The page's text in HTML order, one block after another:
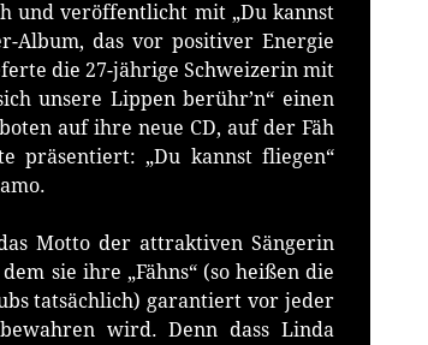
und veröffentlicht mit „Du kannst
Album, das vor positiver Energie
die 27-jährige Schweizerin mit
unsere Lippen berühr’n“ einen
auf ihre neue CD, auf der Fäh
präsentiert: „Du kannst fliegen“
Motto der attraktiven Sängerin
sie ihre „Fähns“ (so heißen die
tatsächlich) garantiert vor jeder
wird. Denn dass Linda